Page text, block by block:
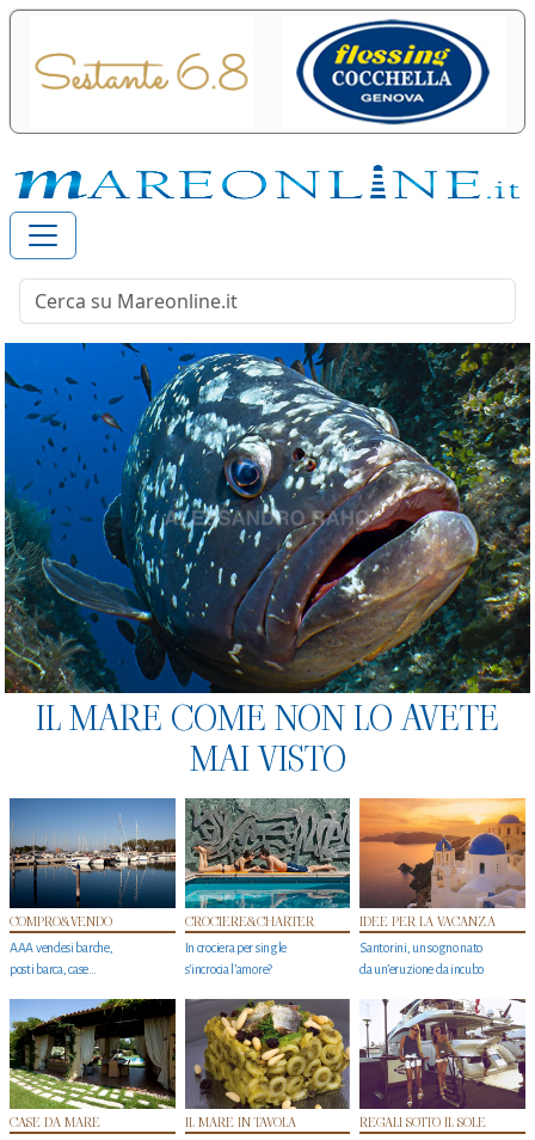
IL MARE COME NON LO AVETE
MAI VISTO
COMPRO&VENDO
AAA vendesi barche,
posti barca, case…
CROCIERE&CHARTER
In crociera per single
s'incrocia l’amore?
IDEE PER LA VACANZA
Santorini, un sogno nato
da un’eruzione da incubo
CASE DA MARE IL MARE IN TAVOLA REGALI SOTTO IL SOLE